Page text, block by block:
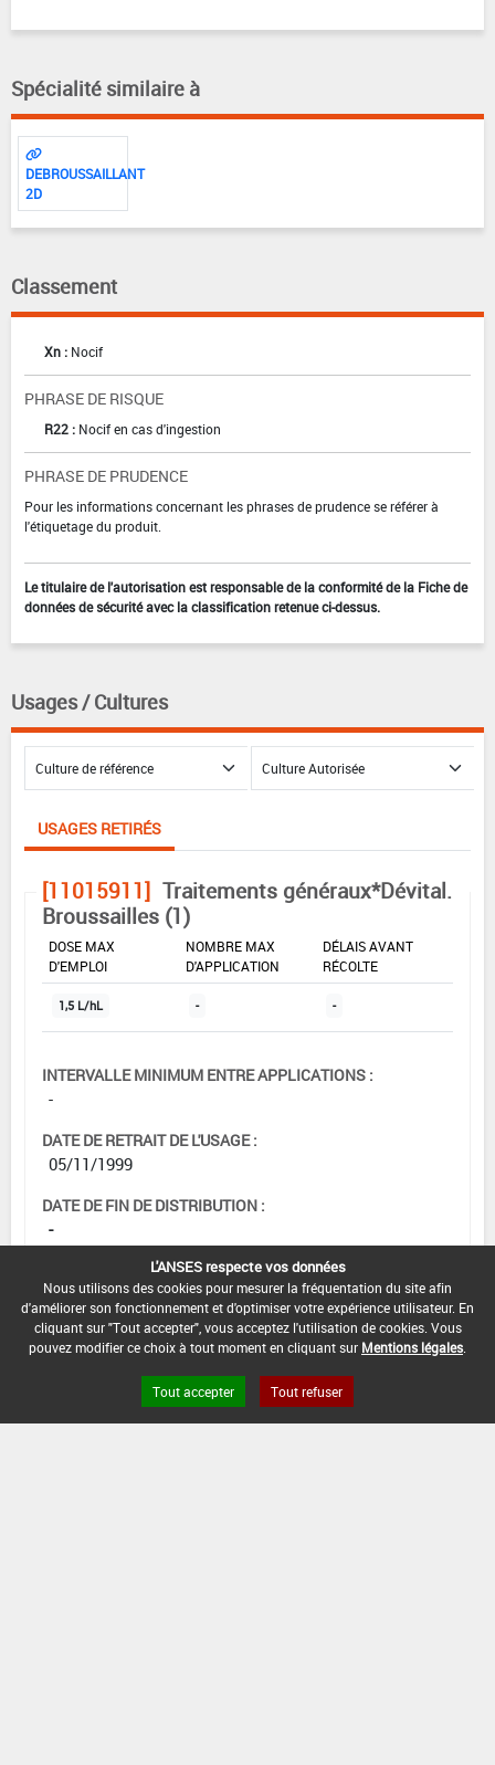
Spécialité similaire à
DEBROUSSAILLANT
2D
Classement
Xn : Nocif
PHRASE DE RISQUE
R22 : Nocif en cas d'ingestion
PHRASE DE PRUDENCE
Pour les informations concernant les phrases de prudence se référer à
l'étiquetage du produit.
Le titulaire de l'autorisation est responsable de la conformité de la Fiche de
données de sécurité avec la classification retenue ci-dessus.
Usages / Cultures
USAGES RETIRÉS
[11015911] Traitements généraux*Dévital.
Broussailles (1)
DOSE MAX
D'EMPLOI
NOMBRE MAX
D'APPLICATION
DÉLAIS AVANT
RÉCOLTE
1,5 L/hL - -
INTERVALLE MINIMUM ENTRE APPLICATIONS :
-
DATE DE RETRAIT DE L'USAGE :
05/11/1999
DATE DE FIN DE DISTRIBUTION :
-
DATE DE FIN D'UTILISATION :
-
L'ANSES respecte vos données
Nous utilisons des cookies pour mesurer la fréquentation du site afin
d'améliorer son fonctionnement et d'optimiser votre expérience utilisateur. En
cliquant sur "Tout accepter", vous acceptez l'utilisation de cookies. Vous
pouvez modifier ce choix à tout moment en cliquant sur Mentions légales
Tout accepter Tout refuser